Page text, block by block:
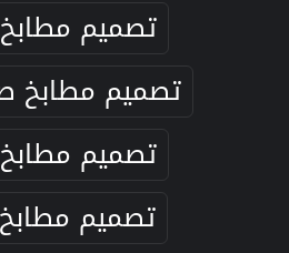
تصميم
تصميم مطابخ
تصميم
تصميم